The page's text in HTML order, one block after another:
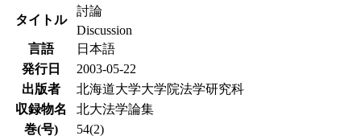
タイトル
討論
Discussion
言語
日本語
発行日
2003-05-22
出版者
北海道大学大学院法学研究科
収録物名
北大法学論集
巻(号)
54(2)